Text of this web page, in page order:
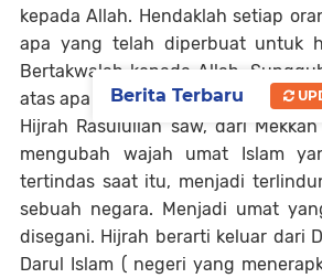
kepada Allah. Hendaklah setiap
apa yang telah diperbuat untuk
Bertakwalah kepada Allah.
atas apa yang kalian kerjakan".
Hijrah Rasulullah saw, dari
mengubah wajah umat Islam
tertindas saat itu, menjadi
sebuah negara. Menjadi umat
disegani. Hijrah berarti keluar dari
Darul Islam ( negeri yang
Berita Terbaru